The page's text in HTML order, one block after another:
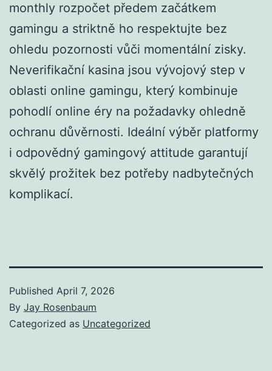
monthly rozpočet předem začátkem
gamingu a striktně ho respektujte bez
ohledu pozornosti vůči momentální zisky.
Neverifikační kasina jsou vývojový step v
oblasti online gamingu, který kombinuje
pohodlí online éry na požadavky ohledně
ochranu důvěrnosti. Ideální výběr platformy
i odpovědný gamingový attitude garantují
skvělý prožitek bez potřeby nadbytečných
komplikací.
Published April 7, 2026
By Jay Rosenbaum
Categorized as Uncategorized